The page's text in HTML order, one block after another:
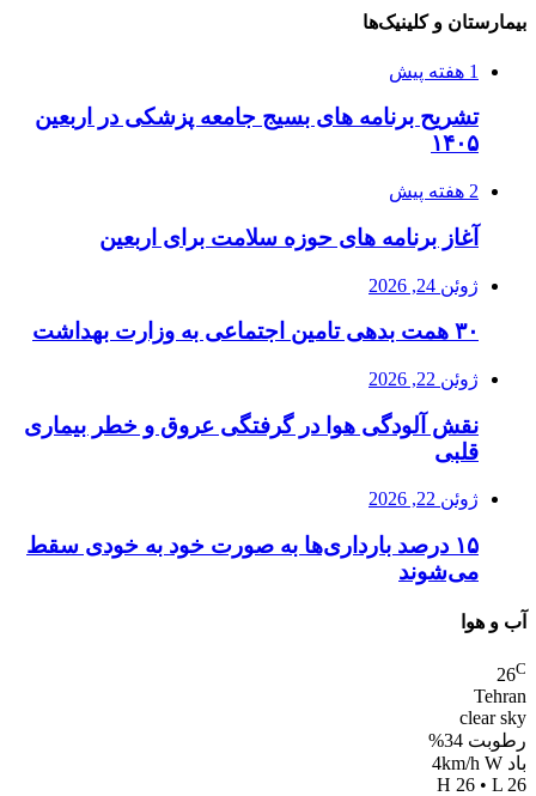
بیمارستان و کلینیک‌ها
1 هفته پیش
تشریح برنامه های بسیج جامعه پزشکی در اربعین
۱۴۰۵
2 هفته پیش
آغاز برنامه های حوزه سلامت برای اربعین
ژوئن 24, 2026
۳۰ همت بدهی تامین اجتماعی به وزارت بهداشت
ژوئن 22, 2026
نقش آلودگی هوا در گرفتگی عروق و خطر بیماری
قلبی
ژوئن 22, 2026
۱۵ درصد بارداری‌ها به صورت خود به خودی سقط
می‌شوند
آب و هوا
26C
Tehran
clear sky
رطوبت 34%
باد 4km/h W
H 26 • L 26